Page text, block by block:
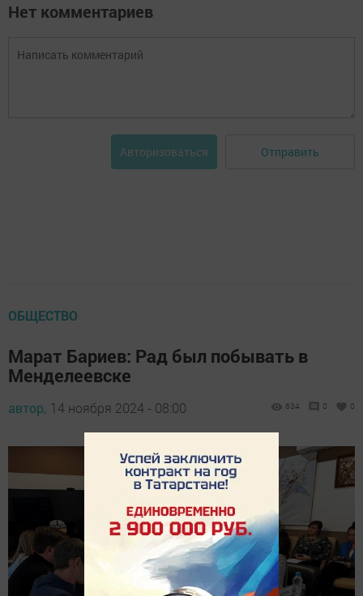
Нет комментариев
Авторизоваться Отправить
ОБЩЕСТВО
Марат Бариев: Рад был побывать в
Менделеевске
автор, 14 ноября 2024 - 08:00 634 0 0